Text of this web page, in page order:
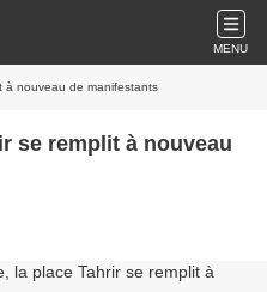
MENU
à nouveau de manifestants
se remplit à nouveau